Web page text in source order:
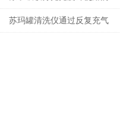
吸收池必须洁净
苏玛罐清洗仪通过反复充气